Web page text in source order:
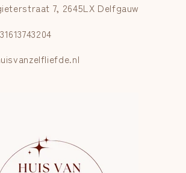
7, 2645LX Delfgauw